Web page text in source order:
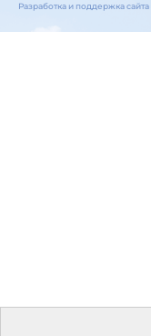
Разработка и поддержка сайта